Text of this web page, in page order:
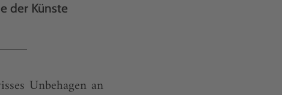
der Künste
Unbehagen an